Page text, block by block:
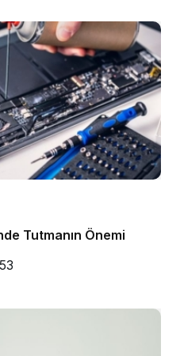
Tutmanın Önemi